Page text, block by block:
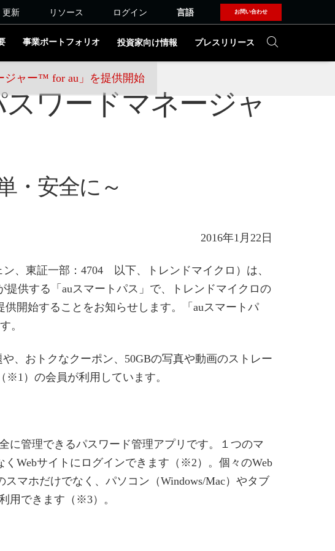
更新 リソース ログイン 言語 お問い合わせ
事業ポートフォリオ 投資家向け情報 プレスリリース
ジャー™ for au」を提供開始
ワードマネージャ
・安全に～
2016年1月22日
、東証一部：4704 以下、トレンドマイクロ）は、
供する「auスマートパス」で、トレンドマイクロの
開始することをお知らせします。「auスマートパ
。
、おトクなクーポン、50GBの写真や動画のストレー
※1）の会員が利用しています。
に管理できるパスワード管理アプリです。１つのマ
Webサイトにログインできます（※2）。個々のWeb
マホだけでなく、パソコン（Windows/Mac）やタブ
用できます（※3）。